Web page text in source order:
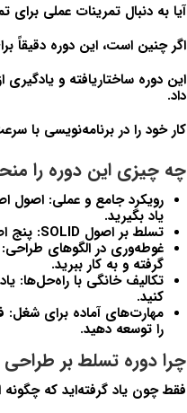
آیا به دنبال تمرینات عملی
اگر چنین است، این دوره
این دوره ساختاریافته و
داد.
کار خود را در برنامه‌نویسی با
چه چیزی این دوره را
رویکرد جامع و عملی:
یاد بگیرید.
تسلط بر اصول SOLID: پنج
غوطه‌وری در الگوهای طراحی:
گرفته و به کار ببرید.
تکالیف خانگی با راه‌حل‌ها:
کنید.
مهارت‌های آماده برای شغل:
را توسعه دهید.
چرا دوره تسلط بر
فقط چون یاد گرفته‌اید که